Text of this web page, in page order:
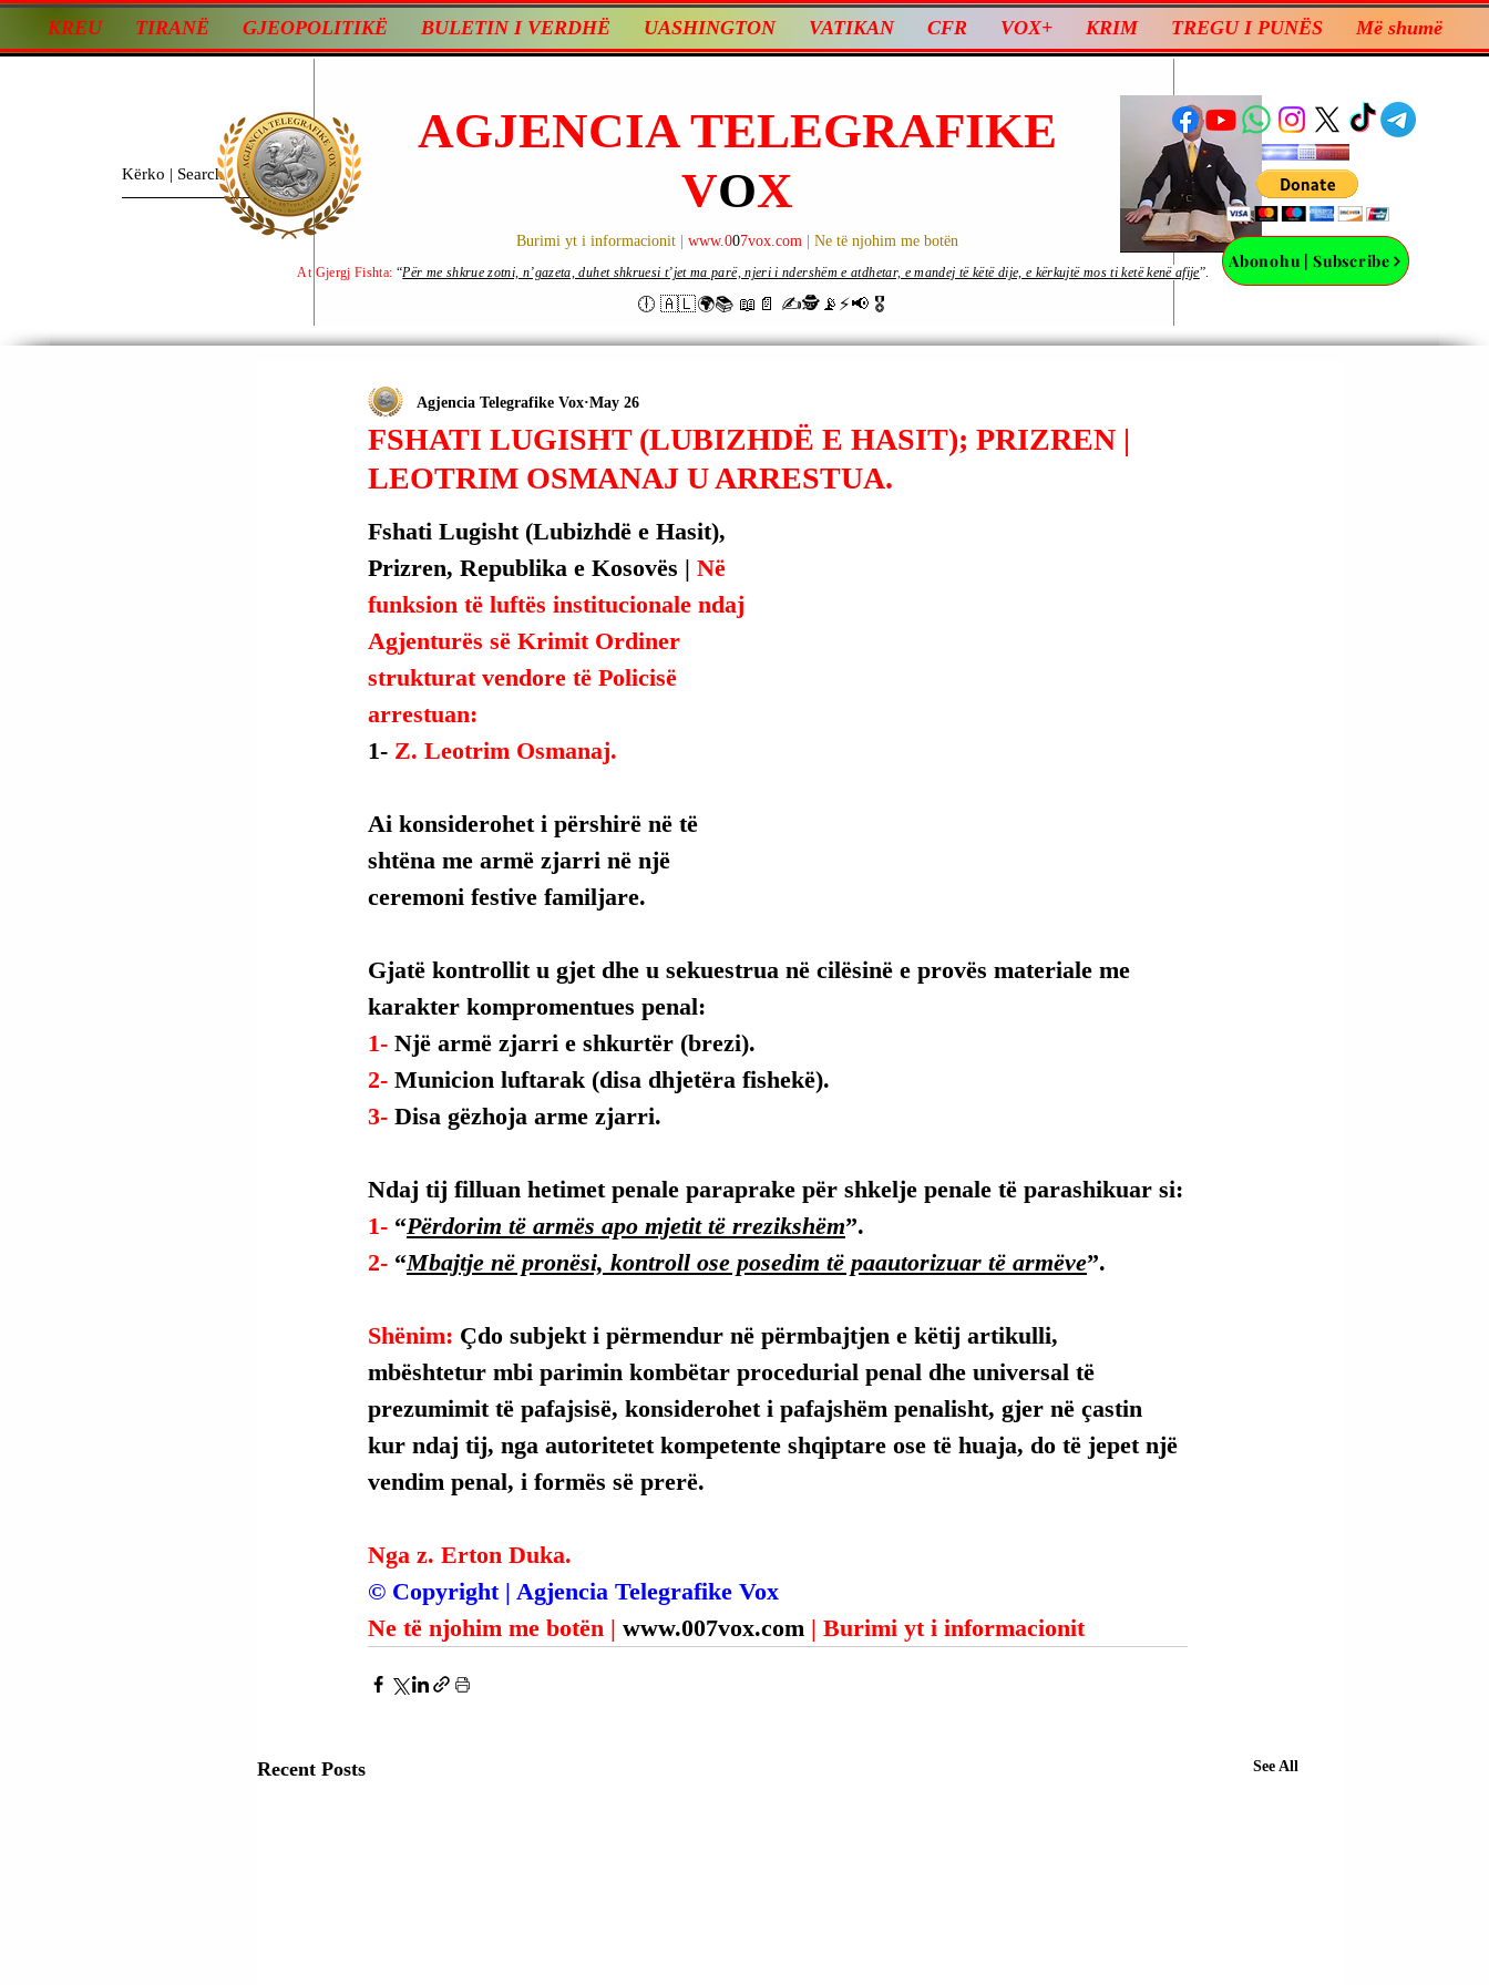
KREU TIRANË GJEOPOLITIKË BULETIN I VERDHË UASHINGTON VATIKAN CFR VOX+ KRIM TREGU I PUNËS Më shumë
AGJENCIA TELEGRAFIKE
VOX
Burimi yt i informacionit | www.007vox.com | Ne të njohim me botën
🕕 🇦🇱🌍📚 📖📄 ✍🕵️📡⚡️📢 🎖
Abonohu | Subscribe
At Gjergj Fishta: “Për me shkrue zotni, n’gazeta, duhet shkruesi t’jet ma parë, njeri i ndershëm e atdhetar, e mandej të këtë dije, e kërkujtë mos ti ketë kenë afije”.
FSHATI LUGISHT (LUBIZHDË E HASIT); PRIZREN |
LEOTRIM OSMANAJ U ARRESTUA.
Agjencia Telegrafike Vox May 26
Fshati Lugisht (Lubizhdë e Hasit),
Prizren, Republika e Kosovës | Në
funksion të luftës institucionale ndaj
Agjenturës së Krimit Ordiner
strukturat vendore të Policisë
arrestuan:
1- Z. Leotrim Osmanaj.
Ai konsiderohet i përshirë në të
shtëna me armë zjarri në një
ceremoni festive familjare.
Gjatë kontrollit u gjet dhe u sekuestrua në cilësinë e provës materiale me
karakter kompromentues penal:
1- Një armë zjarri e shkurtër (brezi).
2- Municion luftarak (disa dhjetëra fishekë).
3- Disa gëzhoja arme zjarri.
Ndaj tij filluan hetimet penale paraprake për shkelje penale të parashikuar si:
1- “Përdorim të armës apo mjetit të rrezikshëm”.
2- “Mbajtje në pronësi, kontroll ose posedim të paautorizuar të armëve”.
Shënim: Çdo subjekt i përmendur në përmbajtjen e këtij artikulli,
mbështetur mbi parimin kombëtar procedurial penal dhe universal të
prezumimit të pafajsisë, konsiderohet i pafajshëm penalisht, gjer në çastin
kur ndaj tij, nga autoritetet kompetente shqiptare ose të huaja, do të jepet një
vendim penal, i formës së prerë.
Nga z. Erton Duka.
© Copyright | Agjencia Telegrafike Vox
Ne të njohim me botën | www.007vox.com | Burimi yt i informacionit
Recent Posts See All